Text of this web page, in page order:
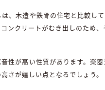
、木造や鉄骨の住宅と比較し
ンクリートがむき出しのため
性が高い性質があります。楽
さが嬉しい点となるでしょう。